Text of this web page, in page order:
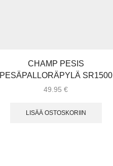
CHAMP PESIS
PESÄPALLORÄPYLÄ SR1500
49.95€
LISÄÄ OSTOSKORIIN